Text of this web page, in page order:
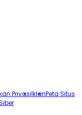
PrivasiIklanPeta Situs